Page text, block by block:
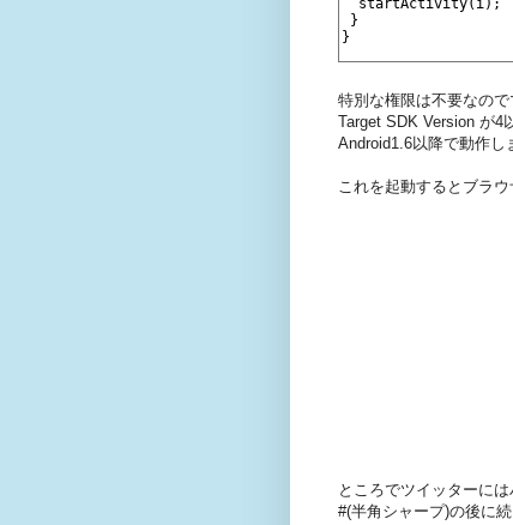
特別な権限は不要なの
Target SDK Version が4
Android1.6以降で動作し
これを起動するとブラ
ところでツイッターに
#(半角シャープ)の後に